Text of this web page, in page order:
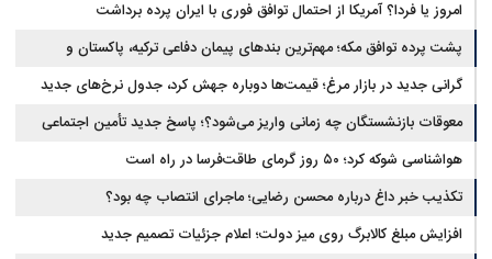
امروز یا فردا؟ آمریکا از احتمال توافق فوری با ایران پرده برداشت
پشت پرده توافق مکه؛ مهم‌ترین بندهای پیمان دفاعی ترکیه، پاکستان و
عربستان
گرانی جدید در بازار مرغ؛ قیمت‌ها دوباره جهش کرد، جدول نرخ‌های جدید
معوقات بازنشستگان چه زمانی واریز می‌شود؟؛ پاسخ جدید تأمین اجتماعی
هواشناسی شوکه کرد؛ ۵۰ روز گرمای طاقت‌فرسا در راه است
تکذیب خبر داغ درباره محسن رضایی؛ ماجرای انتصاب چه بود؟
افزایش مبلغ کالابرگ روی میز دولت؛ اعلام جزئیات تصمیم جدید